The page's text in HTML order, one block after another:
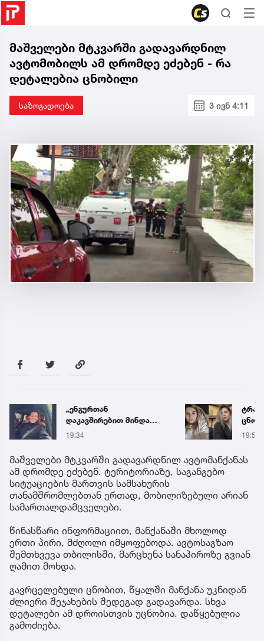
მაშველები მტკვარში გადავარდნილ
ავტომობილს ამ დრომდე ეძებენ - რა
დეტალებია ცნობილი
საზოგადოება 3 ივნ 4:11
„ენგურთან
დაკავშირებით მინდა
ვთქვა...“ - გოგა მანიას
წინასწარმეტყველება
19:34 19:58
მაშველები მტკვარში გადავარდნილ ავტომანქანას
ამ დრომდე ეძებენ. ტერიტორიაზე, საგანგებო
სიტუაციების მართვის სამსახურის
თანამშრომლებთან ერთად, მობილიზებული არიან
სამართალდამცველები.
წინასწარი ინფორმაციით, მანქანაში მხოლოდ
ერთი პირი, მძღოლი იმყოფებოდა. ავტოსაგზაო
შემთხვევა თბილისში, მარცხენა სანაპიროზე გვიან
ღამით მოხდა.
გავრცელებული ცნობით, წყალში მანქანა უკნიდან
ძლიერი შეჯახების შედეგად გადავარდა. სხვა
დეტალები ამ დროისთვის უცნობია. დაწყებულია
გამოძიება.